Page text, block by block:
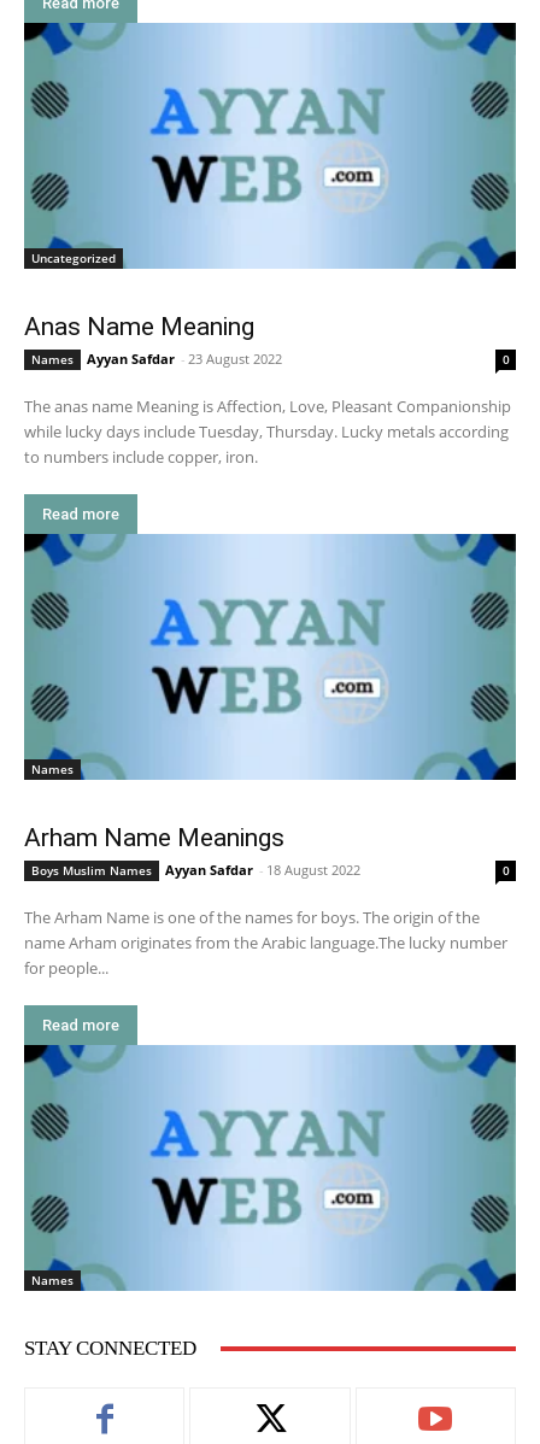
Uncategorized
Anas Name Meaning
Names Ayyan Safdar - 23 August 2022 0
The anas name Meaning is Affection, Love, Pleasant Companionship
while lucky days include Tuesday, Thursday. Lucky metals according
to numbers include copper, iron.
Read more
Names
Arham Name Meanings
Boys Muslim Names Ayyan Safdar - 18 August 2022 0
The Arham Name is one of the names for boys. The origin of the
name Arham originates from the Arabic language.The lucky number
for people...
Read more
Names
STAY CONNECTED